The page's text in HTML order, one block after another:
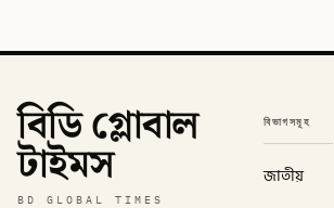
বিডি গ্লোবাল
টাইমস
BD GLOBAL TIMES
বিভাগসমূহ
জাতীয়